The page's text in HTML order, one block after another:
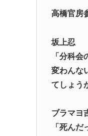
【緊急】少子化
誰でもできる仕
なして君ら「テ
林家パー子、認
難聴で夫・ペー
高橋官房
坂上忍
「分科
変わんな
てしょう
ブラマヨ
「死ん